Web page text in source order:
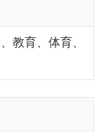
教育、体育、